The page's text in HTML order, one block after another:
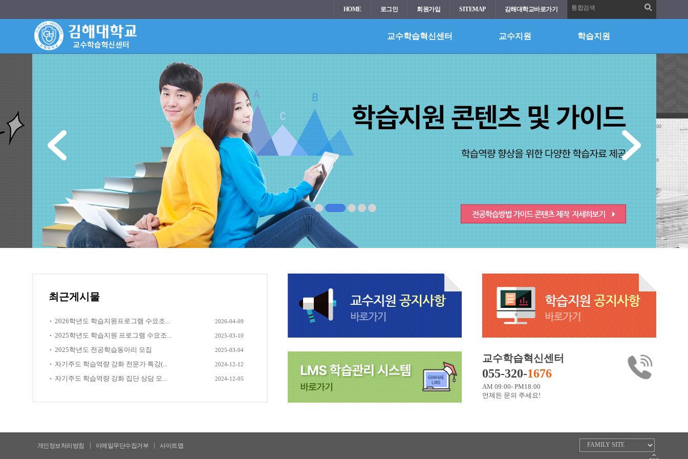
HOME 로그인 회원가입 SITEMAP 김해대학교바로가기 통합검색
교수학습혁신센터 교수지원 학습지원
최근게시물
2026학년도 학습지원프로그램 수요조... 2026-04-09
2025학년도 학습지원 프로그램 수요조... 2025-03-10
2025학년도 전공학습동아리 모집 2025-03-04
자기주도 학습역량 강화 전문가 특강(... 2024-12-12
자기주도 학습역량 강화 집단 상담 모... 2024-12-05
교수학습혁신센터
055-320-1676
AM 09:00- PM18:00
언제든 문의 주세요!
개인정보처리방침 이메일무단수집거부 사이트맵